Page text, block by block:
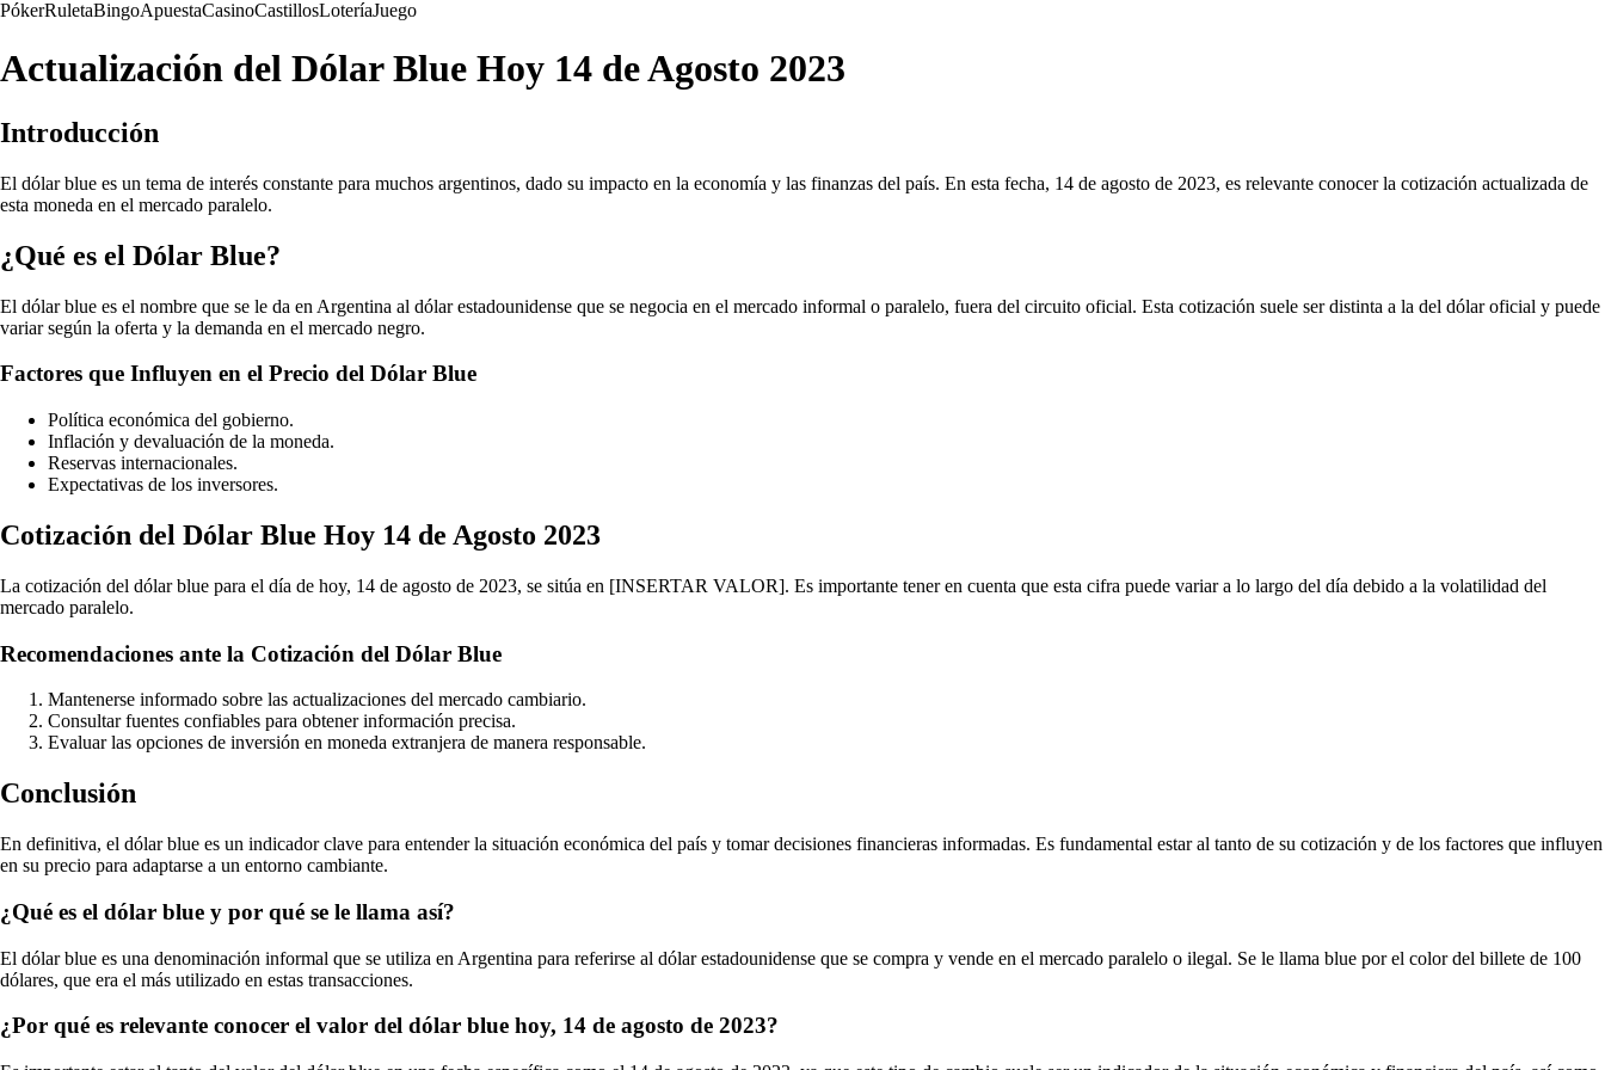
PókerRuletaBingoApuestaCasinoCastillosLoteríaJuego
Actualización del Dólar Blue Hoy 14 de Agosto 2023
Introducción
El dólar blue es un tema de interés constante para muchos argentinos, dado su impacto en la economía y las finanzas del país. En esta fecha, 14 de agosto de 2023, es relevante conocer la cotización actualizada de
esta moneda en el mercado paralelo.
¿Qué es el Dólar Blue?
El dólar blue es el nombre que se le da en Argentina al dólar estadounidense que se negocia en el mercado informal o paralelo, fuera del circuito oficial. Esta cotización suele ser distinta a la del dólar oficial y puede
variar según la oferta y la demanda en el mercado negro.
Factores que Influyen en el Precio del Dólar Blue
Política económica del gobierno.
Inflación y devaluación de la moneda.
Reservas internacionales.
Expectativas de los inversores.
Cotización del Dólar Blue Hoy 14 de Agosto 2023
La cotización del dólar blue para el día de hoy, 14 de agosto de 2023, se sitúa en [INSERTAR VALOR]. Es importante tener en cuenta que esta cifra puede variar a lo largo del día debido a la volatilidad del
mercado paralelo.
Recomendaciones ante la Cotización del Dólar Blue
Mantenerse informado sobre las actualizaciones del mercado cambiario.
Consultar fuentes confiables para obtener información precisa.
Evaluar las opciones de inversión en moneda extranjera de manera responsable.
Conclusión
En definitiva, el dólar blue es un indicador clave para entender la situación económica del país y tomar decisiones financieras informadas. Es fundamental estar al tanto de su cotización y de los factores que influyen
en su precio para adaptarse a un entorno cambiante.
¿Qué es el dólar blue y por qué se le llama así?
El dólar blue es una denominación informal que se utiliza en Argentina para referirse al dólar estadounidense que se compra y vende en el mercado paralelo o ilegal. Se le llama blue por el color del billete de 100
dólares, que era el más utilizado en estas transacciones.
¿Por qué es relevante conocer el valor del dólar blue hoy, 14 de agosto de 2023?